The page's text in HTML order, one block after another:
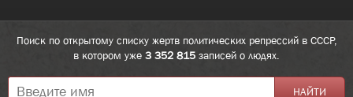
Поиск по открытому списку жертв политических репрессий в СССР,
в котором уже 3 352 815 записей о людях.